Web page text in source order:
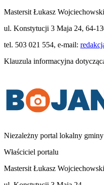
Mastersit Łukasz Wojciechowski
ul. Konstytucji 3 Maja 24, 64-
tel. 503 021 554, e-mail:
Klauzula informacyjna
Niezależny portal lokalny
Właściciel portalu
Mastersit Łukasz Wojciechowski